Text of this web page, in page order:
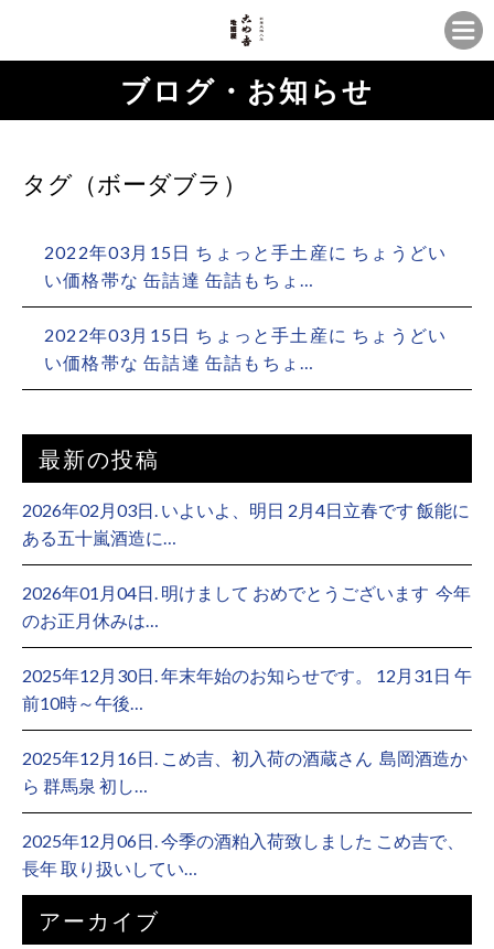
ブログ・お知らせ
タグ（ボーダブラ）
2022年03月15日 ちょっと手土産に️ ちょうどい
い価格帯な 缶詰達 缶詰もちょ…
2022年03月15日 ちょっと手土産に️ ちょうどい
い価格帯な 缶詰達 缶詰もちょ…
最新の投稿
2026年02月03日. いよいよ、明日 2月4日立春です 飯能に
ある五十嵐酒造に…
2026年01月04日. 明けまして おめでとうございます ⁡ 今年
のお正月休みは…
2025年12月30日. 年末年始のお知らせです。 12月31日 午
前10時～午後…
2025年12月16日. こめ吉、初入荷の酒蔵さん ⁡ 島岡酒造か
ら 群馬泉 初し…
2025年12月06日. 今季の酒粕入荷致しました こめ吉で、
長年 取り扱いしてい…
アーカイブ